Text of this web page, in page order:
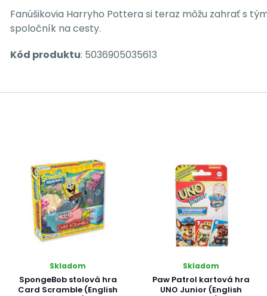
Fanúšikovia Harryho Pottera si teraz môžu zahrať s
spoločník na cesty.
Kód produktu: 5036905035613
Skladom
SpongeBob stolová hra
Card Scramble (English
Skladom
Paw Patrol kartová hra
UNO Junior (English